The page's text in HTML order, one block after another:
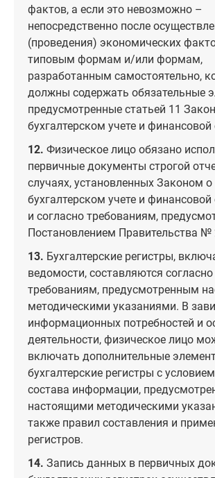
фактов, а если это невозможно –
непосредственно после
(проведения) экономических
типовым формам и/или формам,
разработанным самостоятельно,
должны содержать обязательные
предусмотренные статьей 11
бухгалтерском учете и финансовой
12. Физическое лицо обязано
первичные документы строгой
случаях, установленных Законом о
бухгалтерском учете и финансовой
и согласно требованиям,
Постановлением Правительства №
13. Бухгалтерские регистры,
ведомости, составляются
требованиям, предусмотренным
методическими указаниями. В
информационных потребностей и
деятельности, физическое лицо
включать дополнительные
бухгалтерские регистры с
состава информации,
настоящими методическими
также правил составления и
регистров.
14. Запись данных в первичных